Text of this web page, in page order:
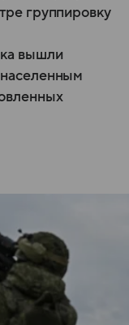
группировку
вышли